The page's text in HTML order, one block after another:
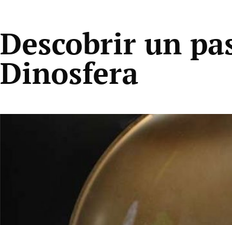
Descobrir un
Dinosfera